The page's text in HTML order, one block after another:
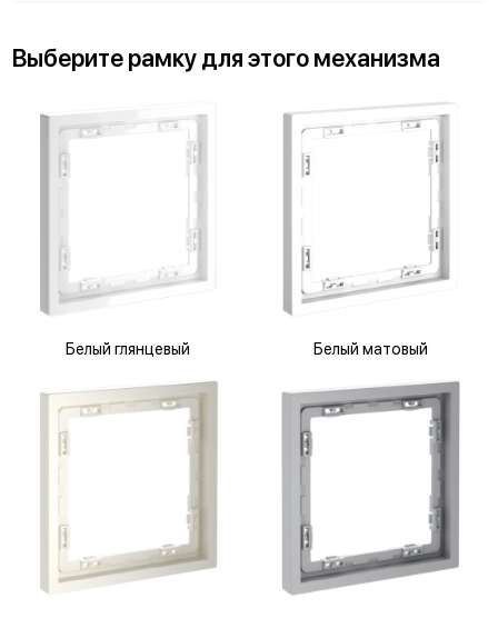
Выберитерамку дляэтого механизма
Белый глянцевый Белый матовый